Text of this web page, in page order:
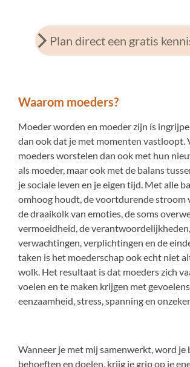
Plan direct een gratis
Waarom moeders?
Moeder worden en moeder zijn ís
dan ook dat je met momenten vastloopt.
moeders worstelen dan ook met hun
als moeder, maar ook met de balans
je sociale leven en je eigen tijd. Met alle
omhoog houdt, de voortdurende stroom
de draaikolk van emoties, de soms
vermoeidheid, de verantwoordelijkheden,
verwachtingen, verplichtingen en de
taken is het moederschap ook echt niet
wolk. Het resultaat is dat moeders zich
voelen en te maken krijgen met
eenzaamheid, stress, spanning en
Wanneer je met mij samenwerkt, word je
behoeften en doelen, krijg je grip op je